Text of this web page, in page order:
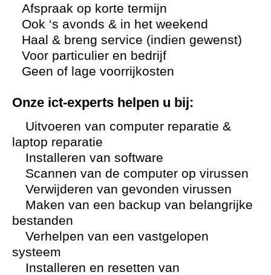
Afspraak op korte termijn
Ook ‘s avonds & in het weekend
Haal & breng service (indien gewenst)
Voor particulier en bedrijf
Geen of lage voorrijkosten
Onze ict-experts helpen u bij:
Uitvoeren van computer reparatie &
laptop reparatie
Installeren van software
Scannen van de computer op virussen
Verwijderen van gevonden virussen
Maken van een backup van belangrijke
bestanden
Verhelpen van een vastgelopen
systeem
Installeren en resetten van